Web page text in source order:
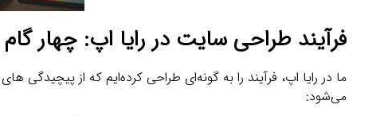
فرآیند طراحی سایت در رایا اپ: چهار
می‌شود: